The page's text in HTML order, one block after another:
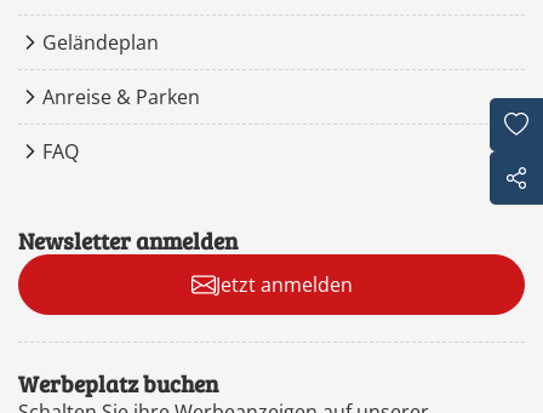
Geländeplan
Anreise & Parken
FAQ
Newsletter anmelden
Jetzt anmelden
Werbeplatz buchen